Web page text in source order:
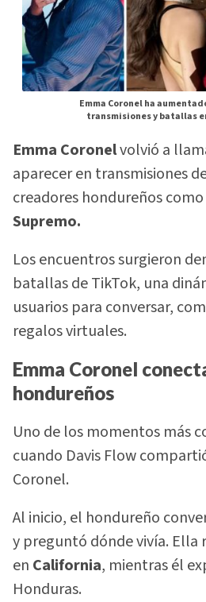
Emma Coronel ha
transmisiones y batallas
Emma Coronelvolvió a
aparecer en transmisiones
creadores hondureños como
Supremo.
Los encuentros surgieron
batallas de TikTok, una
usuarios para conversar,
regalos virtuales.
Emma Coronel
hondureños
Uno de los momentos más
cuando Davis Flow
Coronel.
Al inicio, el hondureño
y preguntó dónde vivía. Ella
en California, mientras él
Honduras.